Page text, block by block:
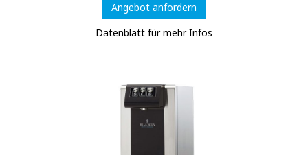
Angebot anfordern
Datenblatt für mehr Infos